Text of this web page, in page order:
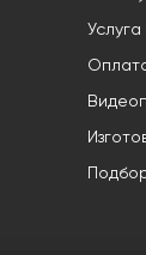
Услуга